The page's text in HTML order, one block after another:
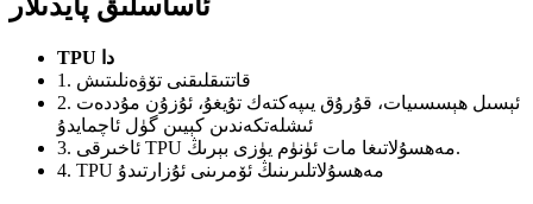
ئاساسلىق پايدىلار
TPU دا
1. قاتتىقلىقنى تۆۋەنلىتىش
2. ئېسىل ھېسسىيات، قۇرۇق يىپەكتەك تۇيغۇ، ئۇزۇن مۇددەت
ئىشلەتكەندىن كېيىن گۈل ئاچمايدۇ
3. ئاخىرقى TPU مەھسۇلاتىغا مات ئۈنۈم يۈزى بېرىڭ.
4. TPU مەھسۇلاتلىرىنىڭ ئۆمرىنى ئۇزارتىدۇ